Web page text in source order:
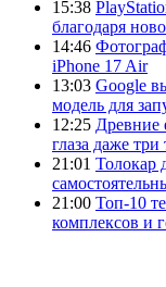
15:38
благодаря
14:46
iPhone 17 Air
13:03 Google
модель для
12:25 Древние
глаза даже три
21:01 Толокар
21:00 Топ-10
комплексов и